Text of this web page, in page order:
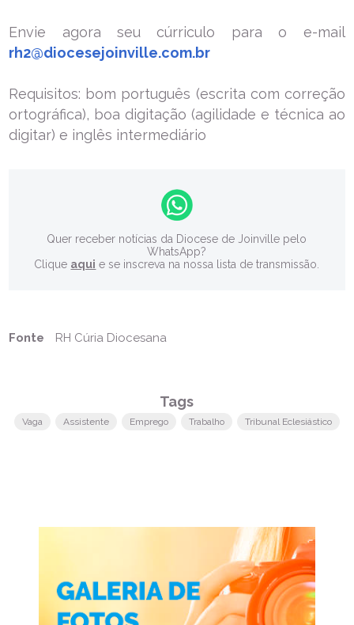
Envie agora seu cúrriculo para o e-mail
rh2@diocesejoinville.com.br
Requisitos: bom português (escrita com correção
ortográfica), boa digitação (agilidade e técnica ao
digitar) e inglês intermediário
Quer receber notícias da Diocese de Joinville pelo
WhatsApp?
Clique aqui e se inscreva na nossa lista de transmissão.
Fonte RH Cúria Diocesana
Tags
Vaga Assistente Emprego Trabalho Tribunal Eclesiástico